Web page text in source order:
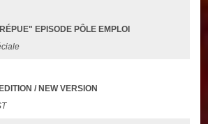
EPISODE PÔLE EMPLOI
/ NEW VERSION